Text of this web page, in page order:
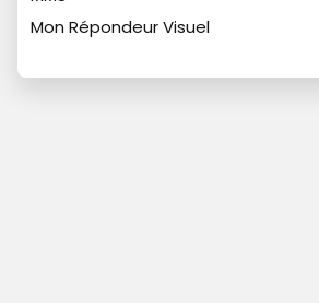
Mon Répondeur Visuel